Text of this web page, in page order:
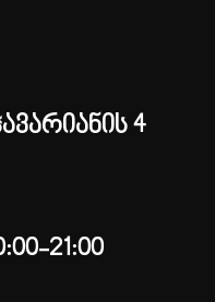
4
21:00